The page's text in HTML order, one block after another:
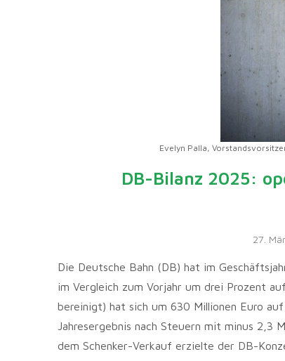
Evelyn Palla,
DB-Bilanz 2025:
27.
Die Deutsche Bahn (DB) hat im
im Vergleich zum Vorjahr um drei Prozent
bereinigt) hat sich um 630 Millionen Euro
Jahresergebnis nach Steuern mit minus 2,3
dem Schenker-Verkauf erzielte der DB-